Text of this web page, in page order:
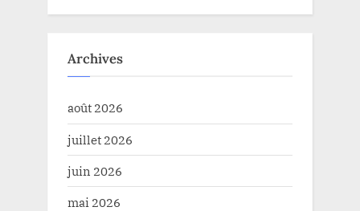
Archives
août 2026
juillet 2026
juin 2026
mai 2026